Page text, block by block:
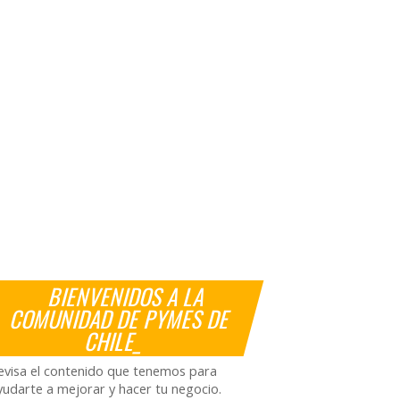
BIENVENIDOS A LA
COMUNIDAD DE PYMES DE
CHILE_
el contenido que tenemos para
a mejorar y hacer tu negocio.